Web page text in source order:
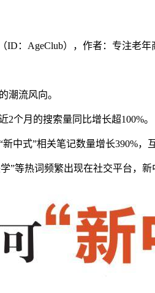
ID：AgeClub），作者：专注老年
潮流风向。
个月的搜索量同比增长超100%。
中式”相关笔记数量增长390%
”等热词频繁出现在社交平台，